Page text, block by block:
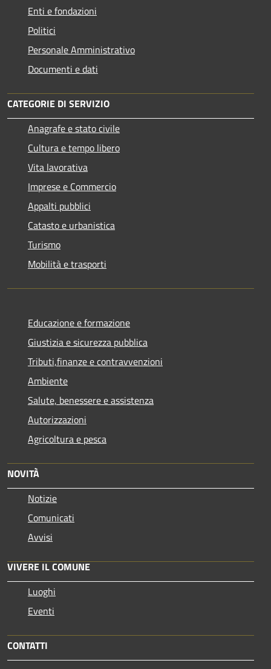
Enti e fondazioni
Politici
Personale Amministrativo
Documenti e dati
CATEGORIE DI SERVIZIO
Anagrafe e stato civile
Cultura e tempo libero
Vita lavorativa
Imprese e Commercio
Appalti pubblici
Catasto e urbanistica
Turismo
Mobilità e trasporti
Educazione e formazione
Giustizia e sicurezza pubblica
Tributi,finanze e contravvenzioni
Ambiente
Salute, benessere e assistenza
Autorizzazioni
Agricoltura e pesca
NOVITÀ
Notizie
Comunicati
Avvisi
VIVERE IL COMUNE
Luoghi
Eventi
CONTATTI